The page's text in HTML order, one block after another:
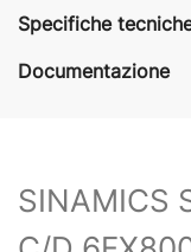
Specifiche
Documentazione
SINAMICS